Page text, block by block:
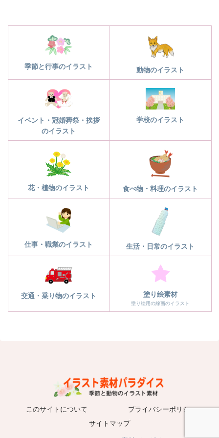
季節と行事のイラスト 動物のイラスト
イベント・冠婚葬祭・挨拶
のイラスト
学校のイラスト
花・植物のイラスト 食べ物・料理のイラスト
仕事・職業のイラスト 生活・日常のイラスト
交通・乗り物のイラスト 塗り絵素材
塗り絵用の線画のイラスト
このサイトについて
プライバシーポリシー
サイトマップ